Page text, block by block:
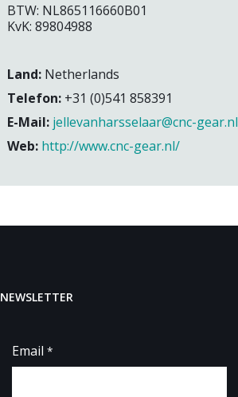
BTW: NL865116660B01
KvK: 89804988
Land: Netherlands
Telefon: +31 (0)541 858391
E-Mail: jellevanharsselaar@cnc-gear.nl
Web: http://www.cnc-gear.nl/
NEWSLETTER